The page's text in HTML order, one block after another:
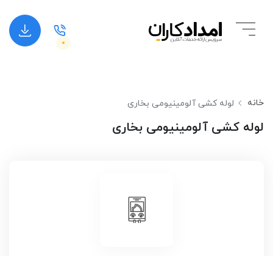
خانه لوله کشی آلومینیومی بخاری
لوله کشی آلومینیومی بخاری